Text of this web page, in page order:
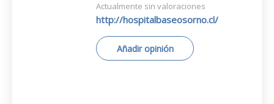
Actualmente sin valoraciones
http://hospitalbaseosorno.cl/
Añadir opinión